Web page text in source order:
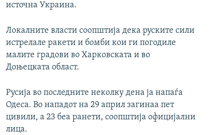
источна Украина.
Локалните власти соопштија дека руските сили
истрелале ракети и бомби кои ги погодиле
малите градови во Харковската и во
Доњецката област.
Русија во последните неколку дена ја напаѓа
Одеса. Во нападот на 29 април загинаа пет
цивили, а 23 беа ранети, соопштија официјални
лица.